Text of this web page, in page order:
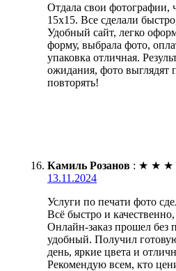
Отдала свои фотографии,
15х15. Все сделали
Удобный сайт, легко
форму, выбрала фото,
упаковка отличная.
ожидания, фото выглядят
повторять!
Камиль Розанов : ★ ★ ★
13.11.2024
Услуги по печати фото
Всё быстро и
Онлайн-заказ прошел без
удобный. Получил
день, яркие цвета и
Рекомендую всем, кто